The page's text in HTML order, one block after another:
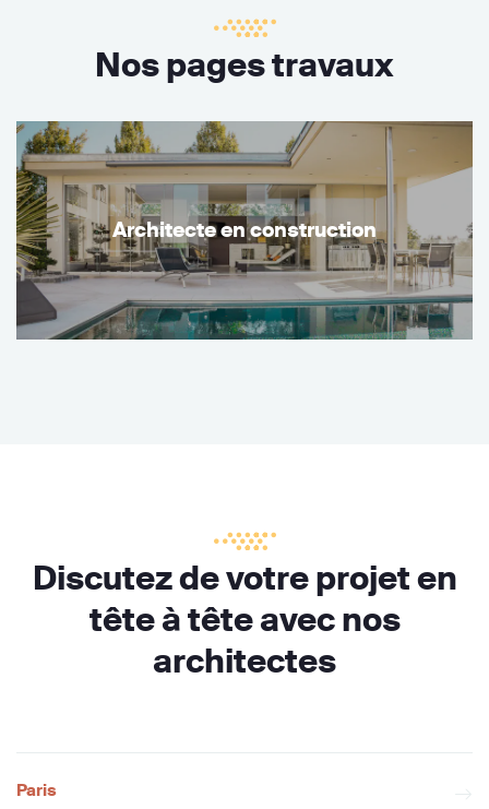
Nos pages travaux
Architecte en construction
Discutez de votre projet en
tête à tête avec nos
architectes
Paris